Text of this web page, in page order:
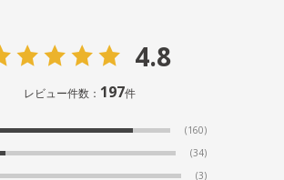
4.8
レビュー件数： 197件
(160)
(34)
(3)